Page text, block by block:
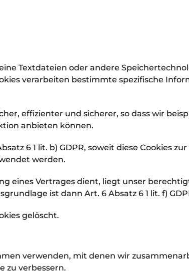
Textdateien oder andere
verarbeiten bestimmte spezifische
effizienter und sicherer, so dass wir
anbieten können.
6 1 lit. b) GDPR, soweit diese Cookies
werden.
eines Vertrages dient, liegt unser
ist dann Art. 6 Absatz 6 1 lit. f)
gelöscht.
verwenden, mit denen wir
zu verbessern.